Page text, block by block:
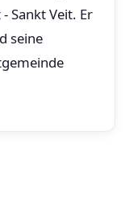
Sankt Veit. Er
seine